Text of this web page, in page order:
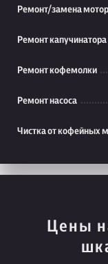
Ремонт/замена
Ремонт капучинатора
Ремонт кофемолки
Ремонт насоса
Чистка от кофейных
Цены